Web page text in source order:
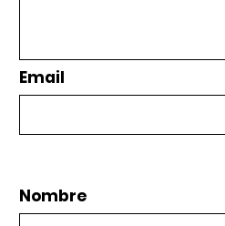
Email
Nombre